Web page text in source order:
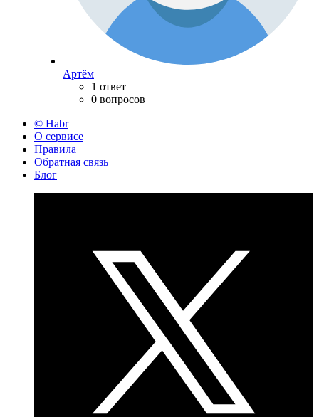
Артём
1 ответ
0 вопросов
© Habr
О сервисе
Правила
Обратная связь
Блог